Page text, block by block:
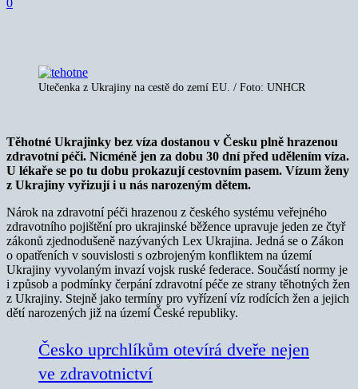
Utečenka z Ukrajiny na cestě do zemí EU. / Foto: UNHCR
Těhotné Ukrajinky bez víza dostanou v Česku plně hrazenou
zdravotní péči. Nicméně jen za dobu 30 dní před udělením víza.
U lékaře se po tu dobu prokazují cestovním pasem. Vízum ženy
z Ukrajiny vyřizují i u nás narozeným dětem.
Nárok na zdravotní péči hrazenou z českého systému veřejného
zdravotního pojištění pro ukrajinské běžence upravuje jeden ze čtyř
zákonů zjednodušeně nazývaných Lex Ukrajina. Jedná se o Zákon
o opatřeních v souvislosti s ozbrojeným konfliktem na území
Ukrajiny vyvolaným invazí vojsk ruské federace. Součástí normy je
i způsob a podmínky čerpání zdravotní péče ze strany těhotných žen
z Ukrajiny. Stejně jako termíny pro vyřízení víz rodících žen a jejich
dětí narozených již na území České republiky.
Česko uprchlíkům otevírá dveře nejen
ve zdravotnictví